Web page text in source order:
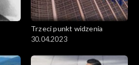
Trzeci punkt widzenia
30.04.2023